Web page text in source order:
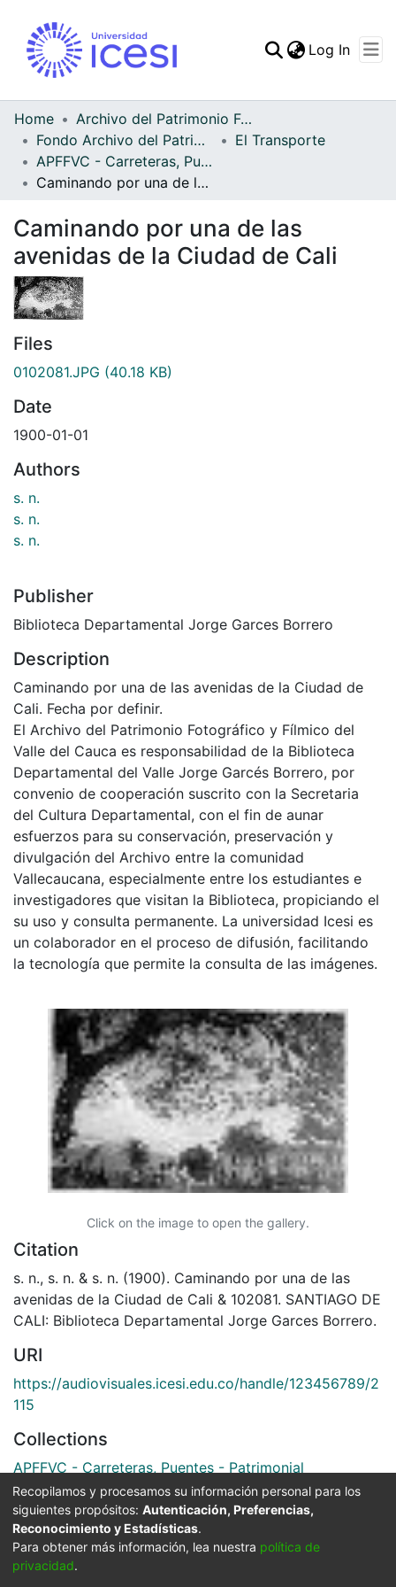
Statistics
Log In
Home
Archivo del Patrimonio Fotográfico y Fílmico del Valle del Cauca
Fondo Archivo del Patrimonio Fotográfico y Fílmico del Valle del Cauca
El Transporte
APFFVC - Carreteras, Puentes - Patrimonial
Caminando por una de las avenidas de la Ciudad de Cali
Caminando por una de las
avenidas de la Ciudad de Cali
Files
0102081.JPG (40.18 KB)
Date
1900-01-01
Authors
s. n.
s. n.
s. n.
Publisher
Biblioteca Departamental Jorge Garces Borrero
Description
Caminando por una de las avenidas de la Ciudad de
Cali. Fecha por definir.
El Archivo del Patrimonio Fotográfico y Fílmico del
Valle del Cauca es responsabilidad de la Biblioteca
Departamental del Valle Jorge Garcés Borrero, por
convenio de cooperación suscrito con la Secretaria
del Cultura Departamental, con el fin de aunar
esfuerzos para su conservación, preservación y
divulgación del Archivo entre la comunidad
Vallecaucana, especialmente entre los estudiantes e
investigadores que visitan la Biblioteca, propiciando el
su uso y consulta permanente. La universidad Icesi es
un colaborador en el proceso de difusión, facilitando
la tecnología que permite la consulta de las imágenes.
Click on the image to open the gallery.
Citation
s. n., s. n. & s. n. (1900). Caminando por una de las
avenidas de la Ciudad de Cali & 102081. SANTIAGO DE
CALI: Biblioteca Departamental Jorge Garces Borrero.
URI
https://audiovisuales.icesi.edu.co/handle/123456789/2
115
Collections
APFFVC - Carreteras, Puentes - Patrimonial
Full item page
Recopilamos y procesamos su información personal para los
siguientes propósitos: Autenticación, Preferencias,
Reconocimiento y Estadísticas.
Para obtener más información, lea nuestra política de
privacidad.